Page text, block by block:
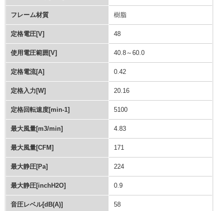
フレーム材質 樹脂
定格電圧[V] 48
使用電圧範囲[V] 40.8～60.0
定格電流[A] 0.42
定格入力[W] 20.16
定格回転速度[min-1] 5100
最大風量[m3/min] 4.83
最大風量[CFM] 171
最大静圧[Pa] 224
最大静圧[inchH2O] 0.9
音圧レベル[dB(A)] 58